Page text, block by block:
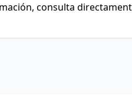
consulta